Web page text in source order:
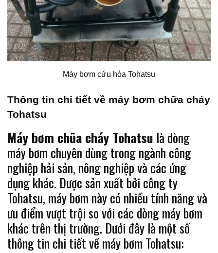
Máy bơm cứu hỏa Tohatsu
Thông tin chi tiết về máy bơm chữa cháy
Tohatsu
Máy bơm chũa cháy Tohatsu là dòng
máy bơm chuyên dùng trong ngành công
nghiệp hải sản, nông nghiệp và các ứng
dụng khác. Được sản xuất bởi công ty
Tohatsu, máy bơm này có nhiều tính năng và
ưu điểm vượt trội so với các dòng máy bơm
khác trên thị trường. Dưới đây là một số
thông tin chi tiết về máy bơm Tohatsu: